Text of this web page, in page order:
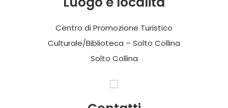
Centro di Promozione Turistico
Culturale/Biblioteca – Solto Collina
Solto Collina